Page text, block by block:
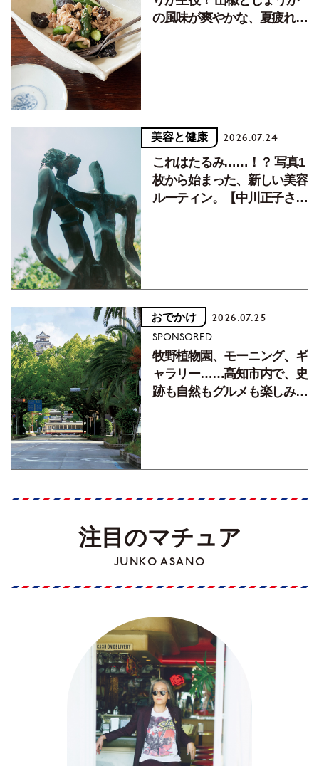
の風味が爽やかな、夏疲れを
美容と健康 2026.07.24
これはたるみ……！？ 写真1
枚から始まった、新しい美容
ルーティン。【中川正子さん
おでかけ 2026.07.25
SPONSORED
牧野植物園、モーニング、ギ
ャラリー……高知市内で、史
跡も自然もグルメも楽しみ尽
注目のマチュア
JUNKO ASANO